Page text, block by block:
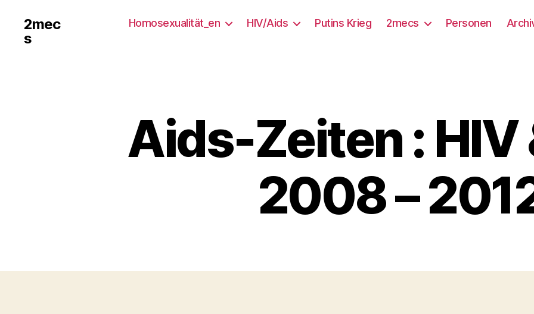
2mec
s
Homosexualität_en HIV/Aids Putins Krieg 2mecs Personen
Aids-Zeiten : HIV
2008 –